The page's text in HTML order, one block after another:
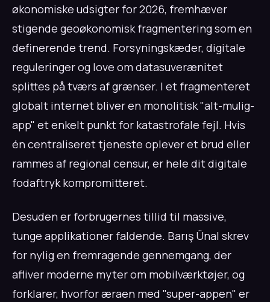
økonomiske udsigter for 2026, fremhæver
stigende geoøkonomisk fragmentering som en
definerende trend. Forsyningskæder, digitale
reguleringer og love om datasuverænitet
splittes på tværs af grænser. I et fragmenteret
globalt internet bliver en monolitisk "alt-mulig-
app" et enkelt punkt for katastrofale fejl. Hvis
én centraliseret tjeneste oplever et brud eller
rammes af regional censur, er hele dit digitale
fodaftryk kompromitteret.
Desuden er forbrugernes tillid til massive,
tunge applikationer faldende. Barış Ünal skrev
for nylig en fremragende gennemgang, der
afliver moderne myter om mobilværktøjer, og
forklarer, hvorfor æraen med "super-appen" er